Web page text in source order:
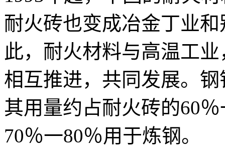
耐火砖也变成冶金丁业
此，耐火材料与高温工
相互推进，共同发展。
其用量约占耐火砖的60
70％一80％用于炼钢。